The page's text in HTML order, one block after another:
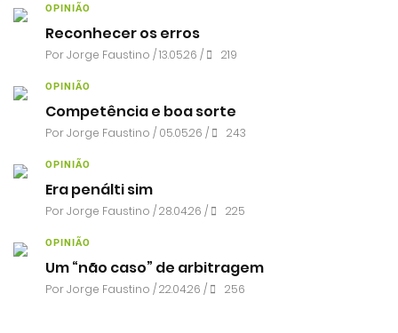
OPINIÃO
Reconhecer os erros
PorJorge Faustino / 13.05.26 / 219
OPINIÃO
Competência e boa sorte
PorJorge Faustino / 05.05.26 / 243
OPINIÃO
Era penálti sim
PorJorge Faustino / 28.04.26 / 225
OPINIÃO
Um “não caso” de arbitragem
PorJorge Faustino / 22.04.26 / 256